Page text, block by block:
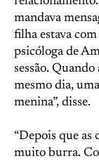
mandava
filha estava
psicóloga de
sessão.
mesmo dia,
menina”, disse.
“Depois que as
muito burra.